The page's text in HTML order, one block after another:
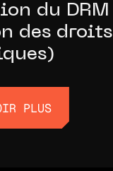
du DRM
des droits
PLUS